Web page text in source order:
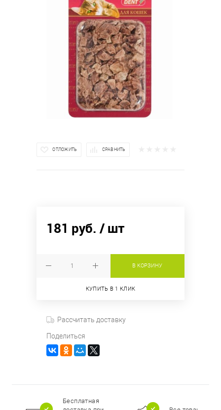
ОТЛОЖИТЬ СРАВНИТЬ
181 руб. / шт
В КОРЗИНУ
КУПИТЬ В 1 КЛИК
Рассчитать доставку
Поделиться
Бесплатная